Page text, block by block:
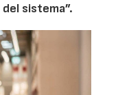
sistema”.